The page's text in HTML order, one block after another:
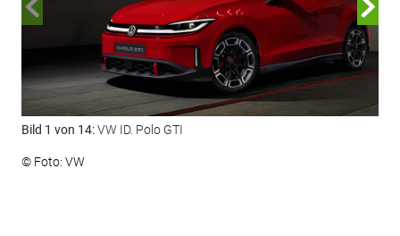
Bild 1 von 14:VW ID. Polo GTI
© Foto: VW